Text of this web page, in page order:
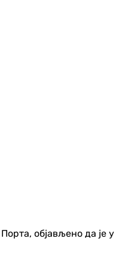
објављено да је у